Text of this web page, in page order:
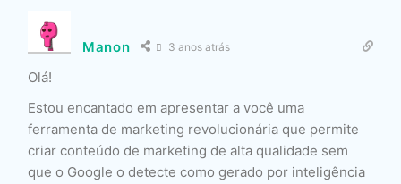
Manon 3 anos atrás
Olá!
Estou encantado em apresentar a você uma
ferramenta de marketing revolucionária que permite
criar conteúdo de marketing de alta qualidade sem
que o Google o detecte como gerado por inteligência